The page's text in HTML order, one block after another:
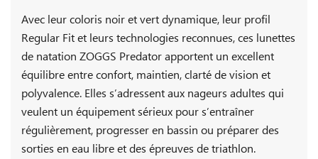
Avec leur coloris noir et vert dynamique, leur profil
Regular Fit et leurs technologies reconnues, ces lunettes
de natation ZOGGS Predator apportent un excellent
équilibre entre confort, maintien, clarté de vision et
polyvalence. Elles s’adressent aux nageurs adultes qui
veulent un équipement sérieux pour s’entraîner
régulièrement, progresser en bassin ou préparer des
sorties en eau libre et des épreuves de triathlon.